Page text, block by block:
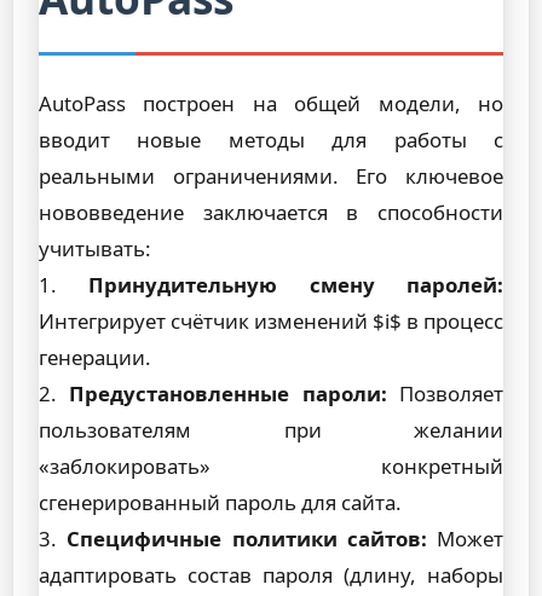
AutoPass построен на общей модели, но
вводит новые методы для работы с
реальными ограничениями. Его ключевое
нововведение заключается в способности
учитывать:
1. Принудительную смену паролей:
Интегрирует счётчик изменений $i$ в процесс
генерации.
2. Предустановленные пароли: Позволяет
пользователям при желании
«заблокировать» конкретный
сгенерированный пароль для сайта.
3. Специфичные политики сайтов: Может
адаптировать состав пароля (длину, наборы